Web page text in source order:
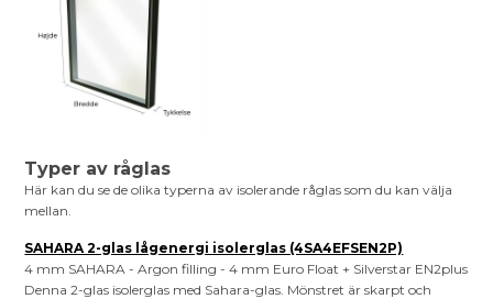
Typer av råglas
Här kan du se de olika typerna av isolerande råglas som du kan välja
mellan.
SAHARA 2-glas lågenergi isolerglas (4SA4EFSEN2P)
4 mm SAHARA - Argon filling - 4 mm Euro Float + Silverstar EN2plus
Denna 2-glas isolerglas med Sahara-glas. Mönstret är skarpt och